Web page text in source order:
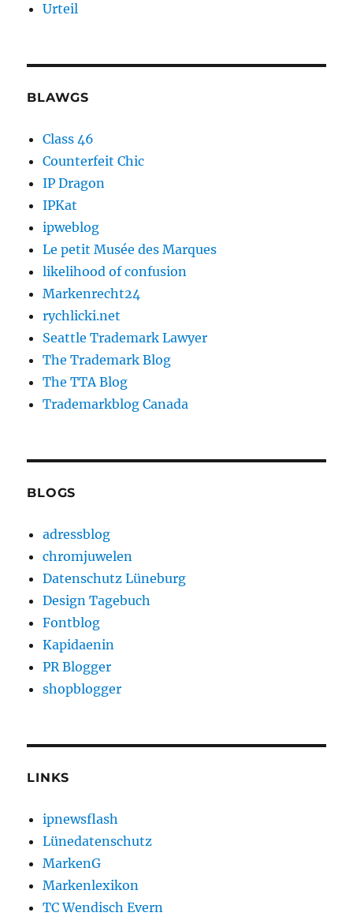
Urteil
BLAWGS
Class 46
Counterfeit Chic
IP Dragon
IPKat
ipweblog
Le petit Musée des Marques
likelihood of confusion
Markenrecht24
rychlicki.net
Seattle Trademark Lawyer
The Trademark Blog
The TTA Blog
Trademarkblog Canada
BLOGS
adressblog
chromjuwelen
Datenschutz Lüneburg
Design Tagebuch
Fontblog
Kapidaenin
PR Blogger
shopblogger
LINKS
ipnewsflash
Lünedatenschutz
MarkenG
Markenlexikon
TC Wendisch Evern